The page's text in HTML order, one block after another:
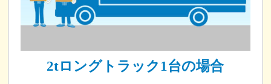
2tロングトラック1台の場合